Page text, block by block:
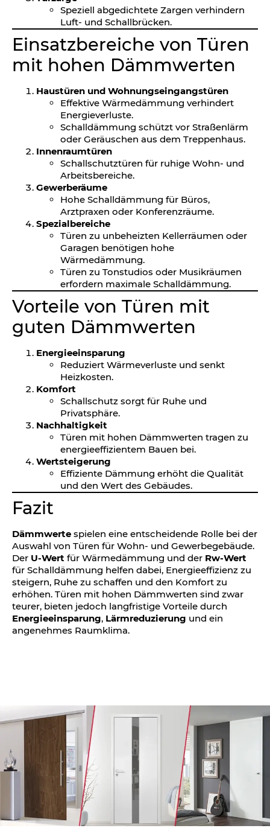
Speziell abgedichtete Zargen verhindern
Luft- und Schallbrücken.
Einsatzbereiche von Türen
mit hohen Dämmwerten
Haustüren und Wohnungseingangstüren
Effektive Wärmedämmung verhindert
Energieverluste.
Schalldämmung schützt vor Straßenlärm
oder Geräuschen aus dem Treppenhaus.
Innenraumtüren
Schallschutztüren für ruhige Wohn- und
Arbeitsbereiche.
Gewerberäume
Hohe Schalldämmung für Büros,
Arztpraxen oder Konferenzräume.
Spezialbereiche
Türen zu unbeheizten Kellerräumen oder
Garagen benötigen hohe
Wärmedämmung.
Türen zu Tonstudios oder Musikräumen
erfordern maximale Schalldämmung.
Vorteile von Türen mit
guten Dämmwerten
Energieeinsparung
Reduziert Wärmeverluste und senkt
Heizkosten.
Komfort
Schallschutz sorgt für Ruhe und
Privatsphäre.
Nachhaltigkeit
Türen mit hohen Dämmwerten tragen zu
energieeffizientem Bauen bei.
Wertsteigerung
Effiziente Dämmung erhöht die Qualität
und den Wert des Gebäudes.
Fazit
Dämmwerte spielen eine entscheidende Rolle bei der
Auswahl von Türen für Wohn- und Gewerbegebäude.
Der U-Wert für Wärmedämmung und der Rw-Wert
für Schalldämmung helfen dabei, Energieeffizienz zu
steigern, Ruhe zu schaffen und den Komfort zu
erhöhen. Türen mit hohen Dämmwerten sind zwar
teurer, bieten jedoch langfristige Vorteile durch
Energieeinsparung, Lärmreduzierung und ein
angenehmes Raumklima.